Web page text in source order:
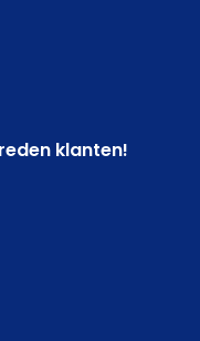
klanten!